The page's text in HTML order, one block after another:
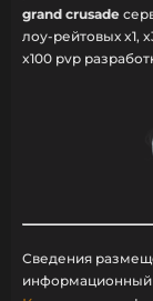
grand crusade
лоу-рейтовых x1,
x100 pvp
Сведения
информационный